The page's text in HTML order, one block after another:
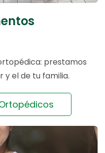
prestamos
el de tu familia.